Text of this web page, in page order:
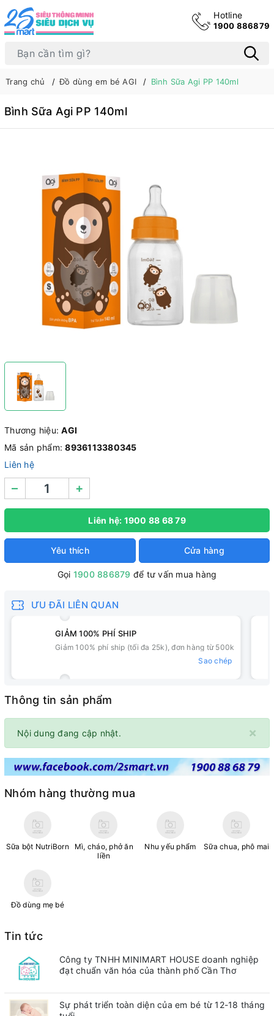
Hotline
1900 886879
Trang chủ Đồ dùng em bé AGI Bình Sữa Agi PP 140ml
Bình Sữa Agi PP 140ml
Thương hiệu:AGI
Mã sản phẩm:8936113380345
Liên hệ
– +
Liên hệ: 1900 88 68 79
Yêu thích Cửa hàng
Gọi 1900 886879 để tư vấn mua hàng
ƯU ĐÃI LIÊN QUAN
GIẢM 100% PHÍ SHIP
Giảm 100% phí ship (tối đa 25k), đơn hàng từ 500k
Sao chép
Thông tin sản phẩm
×
Nội dung đang cập nhật.
Nhóm hàng thường mua
Sữa bột NutriBorn
Mì, cháo, phở ăn
liền
Nhu yếu phẩm Sữa chua, phô mai
Đồ dùng mẹ bé
Tin tức
Công ty TNHH MINIMART HOUSE doanh nghiệp
đạt chuẩn văn hóa của thành phố Cần Thơ
Sự phát triển toàn diện của em bé từ 12-18 tháng